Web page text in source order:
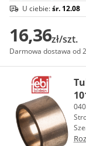
U ciebie:śr. 12.08
16,36zł/szt.
Darmowa dostawa od